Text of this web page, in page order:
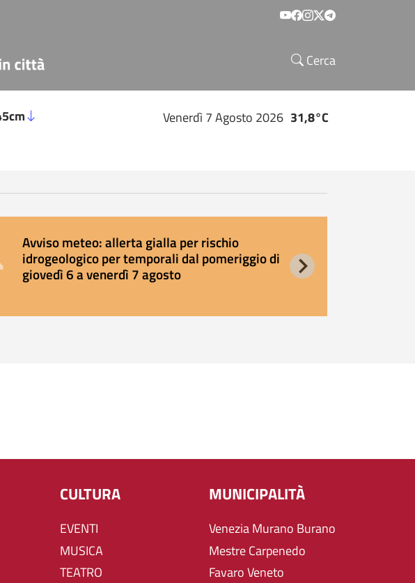
Social menu
Cerca
Venerdì 7 Agosto 2026 31,8°C
Avviso meteo: allerta gialla per rischio
idrogeologico per temporali dal pomeriggio di
giovedì 6 a venerdì 7 agosto
CULTURA
EVENTI
MUSICA
TEATRO
MUNICIPALITÀ
Venezia Murano Burano
Mestre Carpenedo
Favaro Veneto